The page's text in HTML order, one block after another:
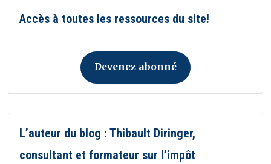
Accès à toutes les ressources du site!
Devenez abonné
L’auteur du blog : Thibault Diringer,
consultant et formateur sur l’impôt